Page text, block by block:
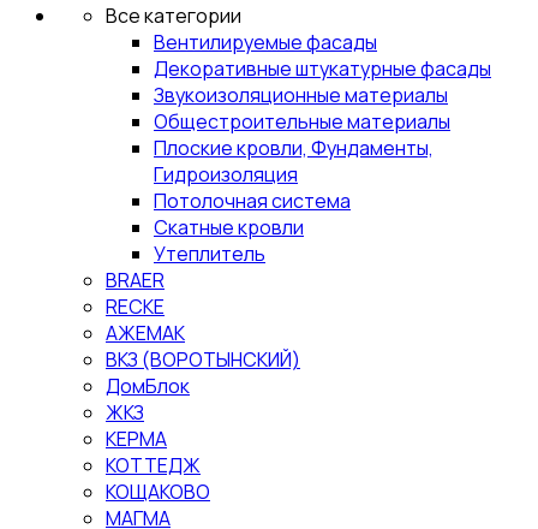
Все категории
Вентилируемые фасады
Декоративные штукатурные фасады
Звукоизоляционные материалы
Общестроительные материалы
Плоские кровли, Фундаменты,
Гидроизоляция
Потолочная система
Скатные кровли
Утеплитель
BRAER
RECKE
АЖЕМАК
ВКЗ (ВОРОТЫНСКИЙ)
ДомБлок
ЖКЗ
КЕРМА
КОТТЕДЖ
КОЩАКОВО
МАГМА